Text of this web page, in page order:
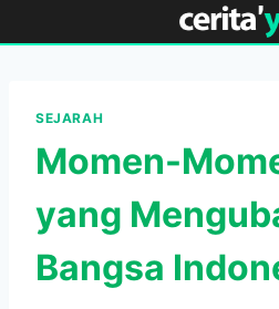
to
SEJARAH
Momen-
yang
Bangsa